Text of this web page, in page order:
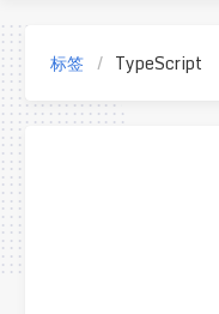
标签 TypeScript